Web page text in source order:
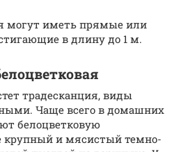
могут иметь прямые или
в длину до 1 м.
традесканция, виды
Чаще всего в домашних
белоцветковую
крупный и мясистый темно-